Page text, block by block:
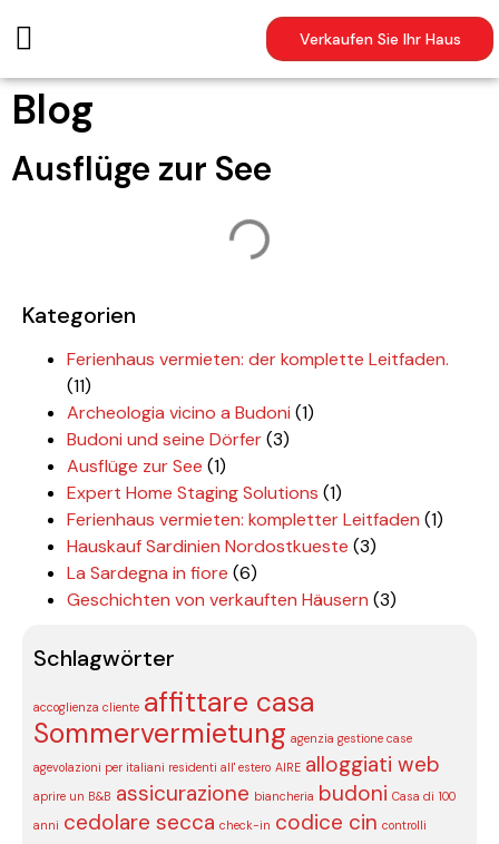
Verkaufen Sie Ihr Haus
Blog
Ausflüge zur See
Kategorien
Ferienhaus vermieten: der komplette Leitfaden.
(11)
Archeologia vicino a Budoni (1)
Budoni und seine Dörfer(3)
Ausflüge zur See (1)
Expert Home Staging Solutions (1)
Ferienhaus vermieten: kompletter Leitfaden (1)
Hauskauf Sardinien Nordostkueste (3)
La Sardegna in fiore (6)
Geschichten von verkauften Häusern (3)
Schlagwörter
accoglienza cliente affittare casa
Sommervermietung agenzia gestione case
agevolazioni per italiani residenti all' estero AIRE alloggiati web
aprire un B&B assicurazione biancheria budoni Casa di 100
anni cedolare secca check-in codice cin controlli